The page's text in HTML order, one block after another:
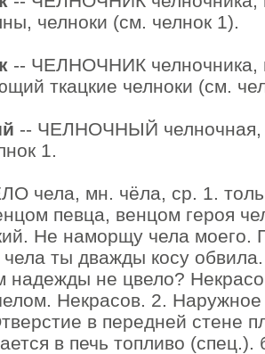
челноки (см. челнок 1).
-- ЧЕЛНОЧНИК челночника,
ткацкие челноки (см.
-- ЧЕЛНОЧНЫЙ челночная,
1.
чела, мн. чёла, ср. 1.
певца, венцом героя
Не наморщу чела моего.
чела ты дважды косу
надежды не цвело?
Некрасов. 2.
в передней стене
в печь топливо